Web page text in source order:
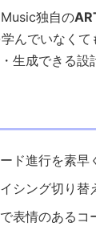
独自の
んでいなく
生成できる設
ド進行を素早
シング切り替
表情のあるコ